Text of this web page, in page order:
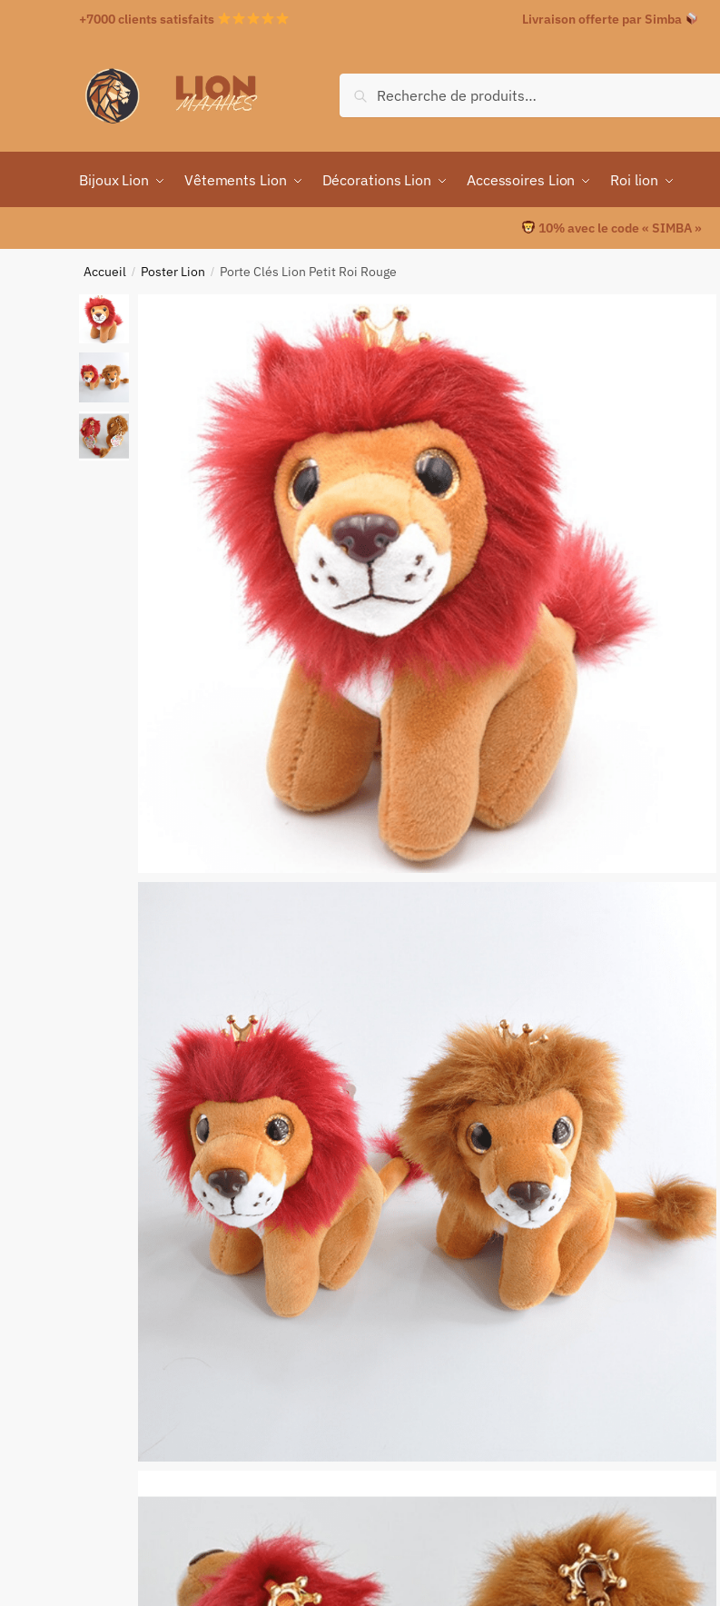
+7000 clients satisfaits Livraison offerte par Simba
Recherche
Bijoux Lion Vêtements Lion Décorations Lion Accessoires Lion Roi lion
10% avec le code « SIMBA »
Accueil / Poster Lion / Porte Clés Lion Petit Roi Rouge